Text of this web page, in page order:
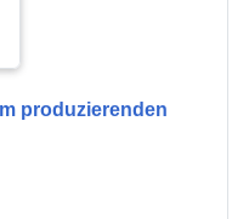
produzierenden